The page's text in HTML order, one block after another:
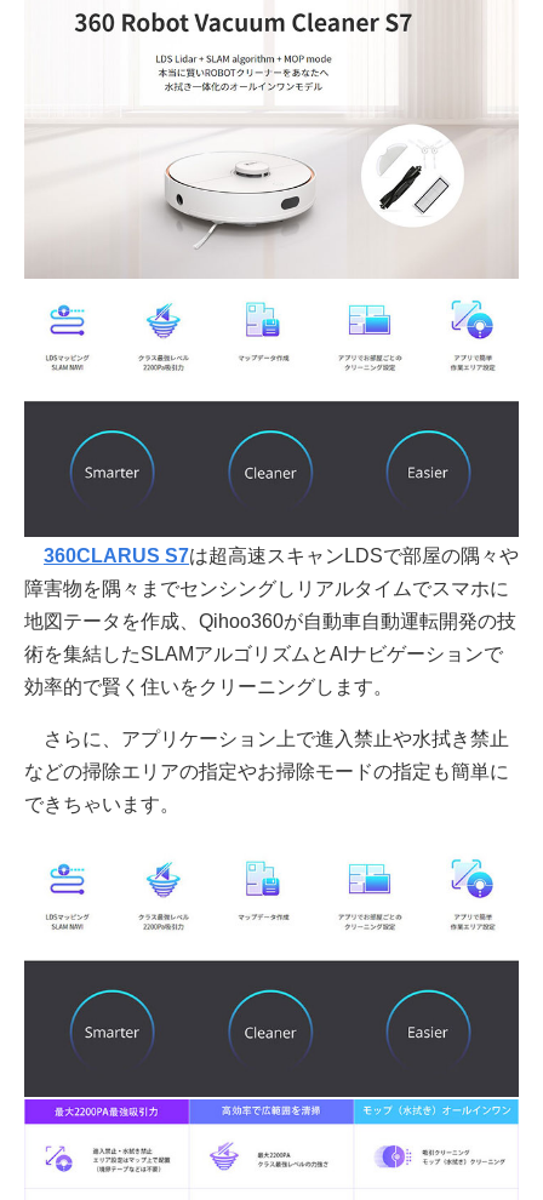
360CLARUS S7は超高速スキャンLDSで部屋の隅々や
障害物を隅々までセンシングしリアルタイムでスマホに
地図テータを作成、Qihoo360が自動車自動運転開発の技
術を集結したSLAMアルゴリズムとAIナビゲーションで
効率的で賢く住いをクリーニングします。
さらに、アプリケーション上で進入禁止や水拭き禁止
などの掃除エリアの指定やお掃除モードの指定も簡単に
できちゃいます。